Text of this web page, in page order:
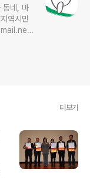
동네, 마
더보기